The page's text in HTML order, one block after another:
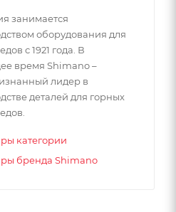
занимается
оборудования для
с 1921 года. В
время Shimano –
лидер в
деталей для горных
категории
бренда Shimano